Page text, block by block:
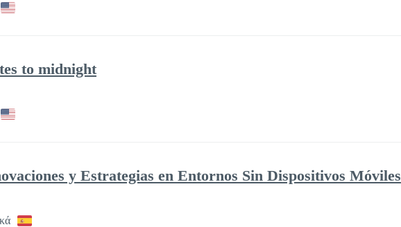
to midnight
y Estrategias en Entornos Sin Dispositivos Móviles